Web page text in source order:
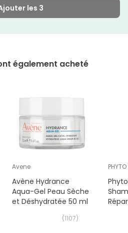
les 3
également acheté
Avene
Avène Hydrance
Aqua-Gel Peau Sèche
et Déshydratée 50 ml
(1107)
PHYTO